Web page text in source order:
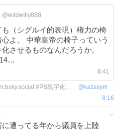
@wildwilly888
（シグルイ的表現）権力の椅
よ。 中華皇帝の椅子っていう
させるものなんだろうか。
6:41
Kaz Nishimura @kazssym.bsky.social #PB黒字化目標は破棄すべし @ kazssym
8:16
遭ってる年から議員を上陸